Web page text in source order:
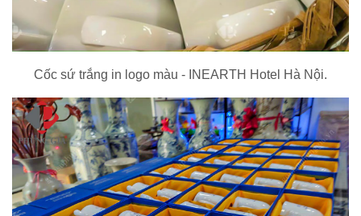
Cốc sứ trắng in logo màu - INEARTH Hotel Hà Nội.